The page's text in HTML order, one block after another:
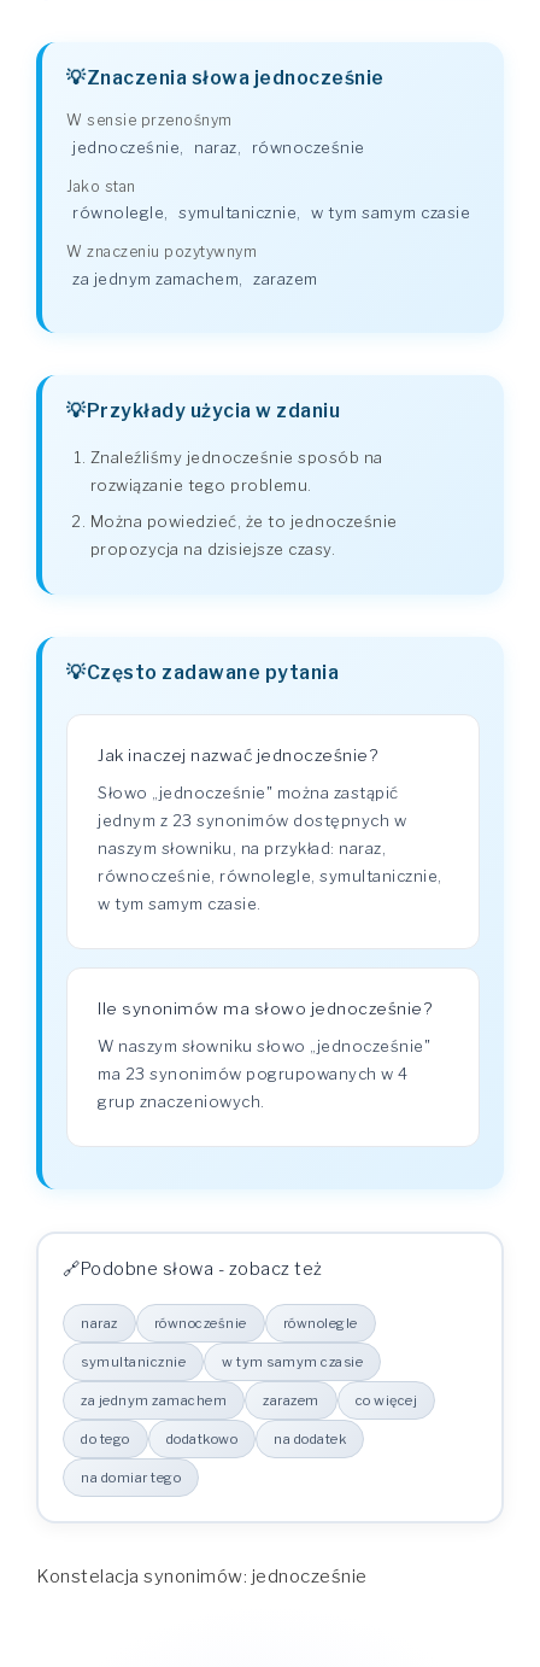
Znaczenia słowa jednocześnie
W sensie przenośnym
jednocześnie naraz równocześnie
Jako stan
równolegle, symultanicznie, w tym samym czasie
W znaczeniu pozytywnym
za jednym zamachem zarazem
Przykłady użycia w zdaniu
Znaleźliśmy jednocześnie sposób na
rozwiązanie tego problemu.
Można powiedzieć, że to jednocześnie
propozycja na dzisiejsze czasy.
Często zadawane pytania
Jak inaczej nazwać jednocześnie?
Słowo „jednocześnie" można zastąpić
jednym z 23 synonimów dostępnych w
naszym słowniku, na przykład: naraz,
równocześnie, równolegle, symultanicznie,
w tym samym czasie.
Ile synonimów ma słowo jednocześnie?
W naszym słowniku słowo „jednocześnie"
ma 23 synonimów pogrupowanych w 4
grup znaczeniowych.
Podobne słowa - zobacz też
naraz równocześnie równolegle
symultanicznie w tym samym czasie
za jednym zamachem zarazem co więcej
do tego dodatkowo na dodatek
na domiar tego
Konstelacja synonimów: jednocześnie